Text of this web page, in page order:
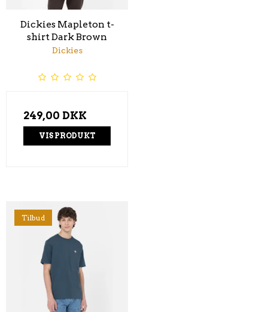
Dickies Mapleton t-
shirt Dark Brown
Dickies
249,00 DKK
VIS PRODUKT
Tilbud